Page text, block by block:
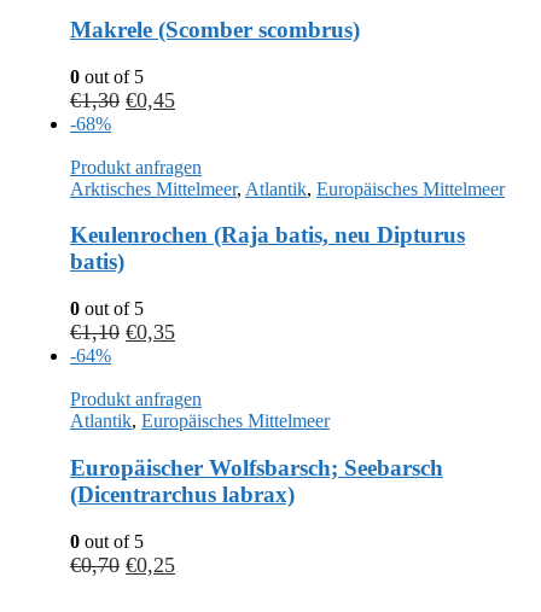
Makrele (Scomber scombrus)
0 out of 5
€1,30 €0,45
-68%
Produkt anfragen
Arktisches Mittelmeer, Atlantik, Europäisches Mittelmeer
Keulenrochen (Raja batis, neu Dipturus
batis)
0 out of 5
€1,10 €0,35
-64%
Produkt anfragen
Atlantik, Europäisches Mittelmeer
Europäischer Wolfsbarsch; Seebarsch
(Dicentrarchus labrax)
0 out of 5
€0,70 €0,25